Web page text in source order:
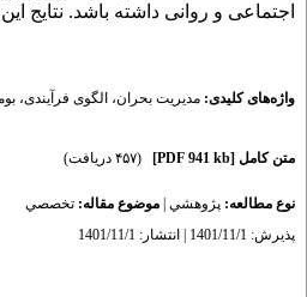
اجتماعی و روانی داشته باشد. نتایج
واژه‌های کلیدی: مدیریت بحران، الگوی فرآیندی،
متن کامل [PDF 941 kb] (۴۵۷ دریافت)
نوع مطالعه: پژوهشي موضوع مقاله: تخصصي
پذیرش: 1401/11/1 | انتشار: 1401/11/1